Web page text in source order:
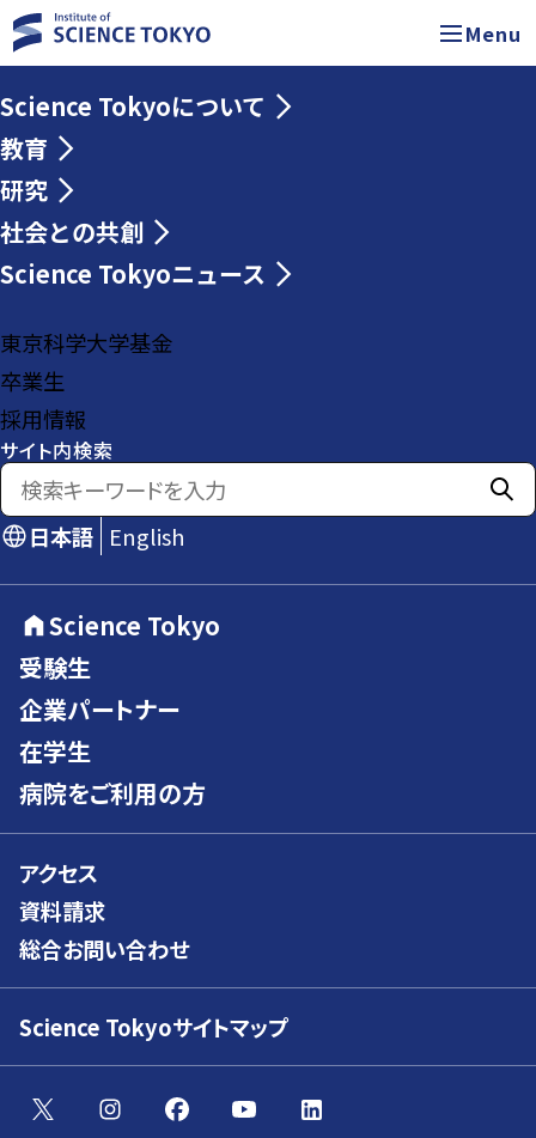
Menu
Science Tokyoについて
教育
研究
社会との共創
Science Tokyoニュース
東京科学大学基金
卒業生
採用情報
サイト内検索
日本語 English
Science Tokyo
受験生
企業パートナー
在学生
病院をご利用の方
アクセス
資料請求
総合お問い合わせ
Science Tokyoサイトマップ